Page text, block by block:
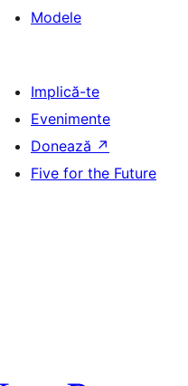
Modele
Implică-te
Evenimente
Donează ↗
Five for the Future